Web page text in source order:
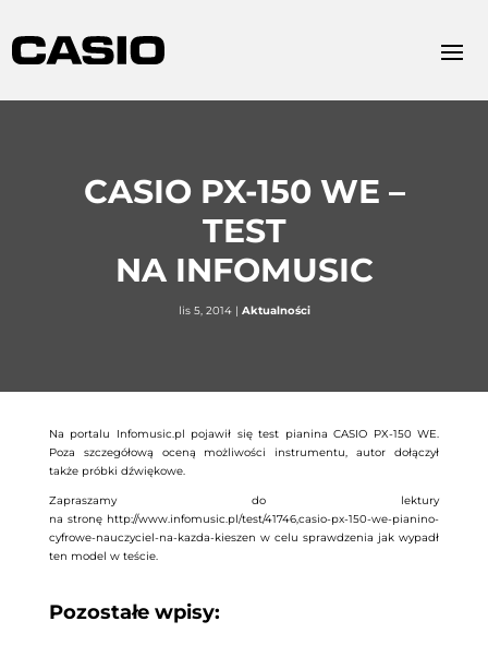
CASIO PX-150 WE –
TEST
NA INFOMUSIC
lis 5, 2014| Aktualności
Na portalu Infomusic.pl pojawił się test pianina CASIO PX-150 WE.
Poza szczegółową oceną możliwości instrumentu, autor dołączył
także próbki dźwiękowe.
Zapraszamy do lektury
na stronę http://www.infomusic.pl/test/41746,casio-px-150-we-pianino-
cyfrowe-nauczyciel-na-kazda-kieszen w celu sprawdzenia jak wypadł
ten model w teście.
Pozostałe wpisy: